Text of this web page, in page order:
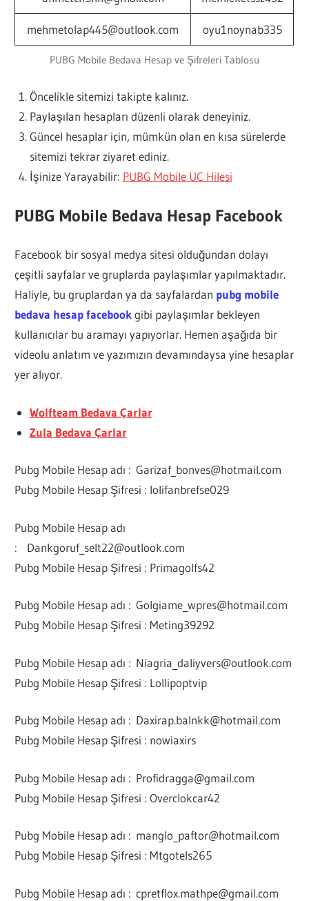
mehmetolap445@outlook.com oyu1noynab335
PUBG Mobile Bedava Hesap ve Şifreleri Tablosu
Öncelikle sitemizi takipte kalınız.
Paylaşılan hesapları düzenli olarak deneyiniz.
Güncel hesaplar için, mümkün olan en kısa sürelerde
sitemizi tekrar ziyaret ediniz.
İşinize Yarayabilir: PUBG Mobile UC Hilesi
PUBG Mobile Bedava Hesap Facebook
Facebook bir sosyal medya sitesi olduğundan dolayı
çeşitli sayfalar ve gruplarda paylaşımlar yapılmaktadır.
Haliyle, bu gruplardan ya da sayfalardan pubg mobile
bedava hesap facebookgibi paylaşımlar bekleyen
kullanıcılar bu aramayı yapıyorlar. Hemen aşağıda bir
videolu anlatım ve yazımızın devamındaysa yine hesaplar
yer alıyor.
Wolfteam Bedava Çarlar
Zula Bedava Çarlar
Pubg Mobile Hesap adı :Garizaf_bonves@hotmail.com
Pubg Mobile Hesap Şifresi : lolifanbrefse029
Pubg Mobile Hesap adı
: Dankgoruf_selt22@outlook.com
Pubg Mobile Hesap Şifresi : Primagolfs42
Pubg Mobile Hesap adı :Golgiame_wpres@hotmail.com
Pubg Mobile Hesap Şifresi : Meting39292
Pubg Mobile Hesap adı : Niagria_daliyvers@outlook.com
Pubg Mobile Hesap Şifresi : Lollipoptvip
Pubg Mobile Hesap adı : Daxirap.balnkk@hotmail.com
Pubg Mobile Hesap Şifresi : nowiaxirs
Pubg Mobile Hesap adı : Profidragga@gmail.com
Pubg Mobile Hesap Şifresi : Overclokcar42
Pubg Mobile Hesap adı : manglo_paftor@hotmail.com
Pubg Mobile Hesap Şifresi : Mtgotels265
Pubg Mobile Hesap adı :cpretflox.mathpe@gmail.com